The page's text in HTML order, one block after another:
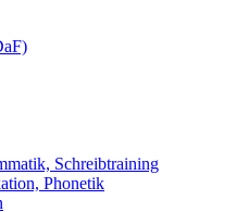
Schreibtraining
Phonetik